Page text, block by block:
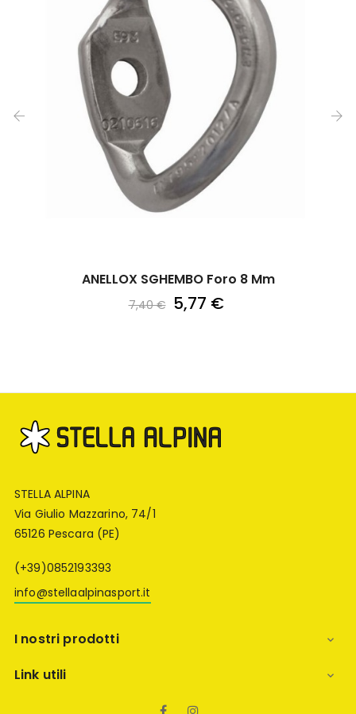
ANELLOX SGHEMBO Foro 8 Mm
7,40 € 5,77 €
STELLA ALPINA
Via Giulio Mazzarino, 74/1
65126 Pescara (PE)
(+39)0852193393
info@stellaalpinasport.it
I nostri prodotti 
Link utili 